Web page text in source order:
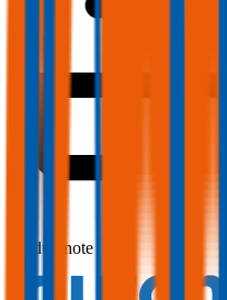
Produktnote